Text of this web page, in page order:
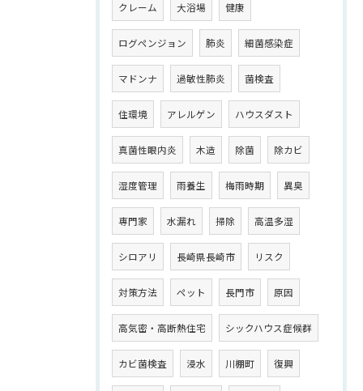
クレーム 大浴場 健康
ログペンジョン 肺炎 細菌感染症
マドンナ 過敏性肺炎 菌検査
住環境 アレルゲン ハウスダスト
真菌性眼内炎 木造 除菌 除カビ
湿度管理 雨養生 梅雨時期 異臭
専門家 水漏れ 掃除 高温多湿
シロアリ 長崎県長崎市 リスク
対策方法 ペット 長門市 原因
高気密・高断熱住宅 シックハウス症候群
カビ菌検査 浸水 川棚町 復興